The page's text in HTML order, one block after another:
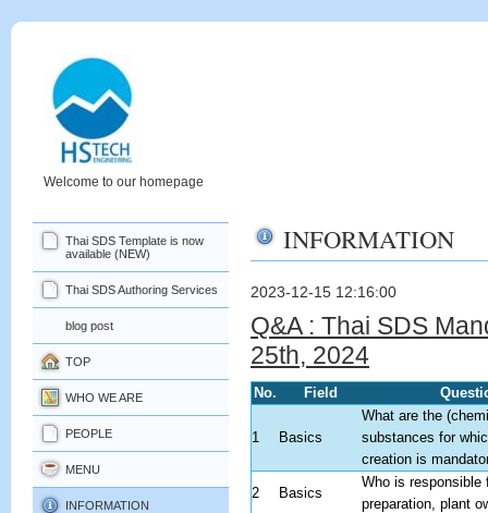
Welcome to our homepage
INFORMATION
2023-12-15 12:16:00
Q&A : Thai SDS
25th, 2024
No. Field
1 Basics
What are the
substances for
creation is
2 Basics
Who is responsible
preparation, plant
Thai SDS Template is now
available (NEW)
Thai SDS Authoring Services
blog post
TOP
WHO WE ARE
PEOPLE
MENU
INFORMATION